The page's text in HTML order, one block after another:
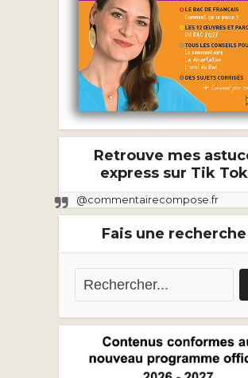
Retrouve mes
express sur Tik
@commentairecompose.fr
Fais une